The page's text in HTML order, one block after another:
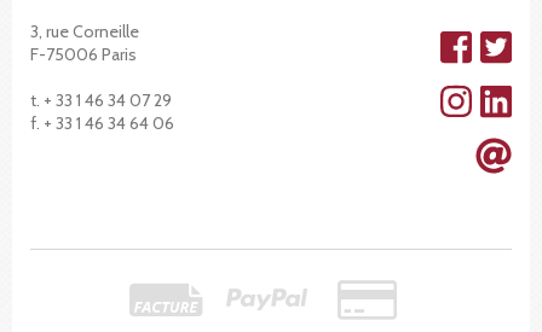
3, rue Corneille
F-75006 Paris
t. + 33 1 46 34 07 29
f. + 33 1 46 34 64 06